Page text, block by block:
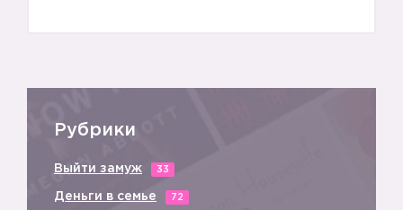
Рубрики
Выйти замуж 33
Деньги в семье 72